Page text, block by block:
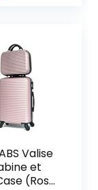
Valise
et
(Rose